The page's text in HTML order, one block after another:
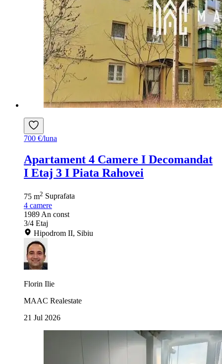
700 €/luna
Apartament 4 Camere I Decomandat
I Etaj 3 I Piata Rahovei
75 m2 Suprafata
4 camere
1989 An const
3/4 Etaj
Hipodrom II, Sibiu
Florin Ilie
MAAC Realestate
21 Jul 2026